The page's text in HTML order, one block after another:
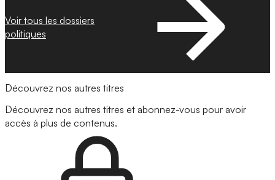
Voir tous les dossiers
politiques
Découvrez nos autres titres
Découvrez nos autres titres et abonnez-vous pour avoir
accès à plus de contenus.